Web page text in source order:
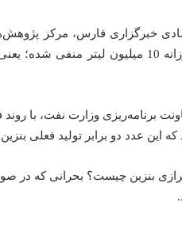
خبرگزاری فارس، مرکز
این عدد دو برابر تولید فعلی
بنزین چیست؟ بحرانی که در